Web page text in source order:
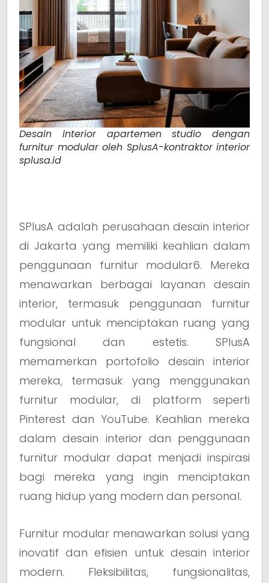
Desain interior apartemen studio dengan
furnitur modular oleh SplusA-kontraktor interior
splusa.id
SPlusA adalah perusahaan desain interior
di Jakarta yang memiliki keahlian dalam
penggunaan furnitur modular6. Mereka
menawarkan berbagai layanan desain
interior, termasuk penggunaan furnitur
modular untuk menciptakan ruang yang
fungsional dan estetis. SPlusA
memamerkan portofolio desain interior
mereka, termasuk yang menggunakan
furnitur modular, di platform seperti
Pinterest dan YouTube. Keahlian mereka
dalam desain interior dan penggunaan
furnitur modular dapat menjadi inspirasi
bagi mereka yang ingin menciptakan
ruang hidup yang modern dan personal.
Furnitur modular menawarkan solusi yang
inovatif dan efisien untuk desain interior
modern. Fleksibilitas, fungsionalitas,